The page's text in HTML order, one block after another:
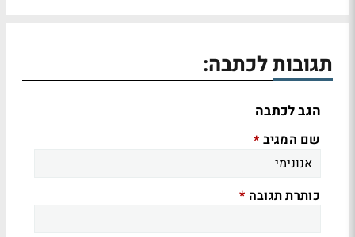
תגובות לכתבה:
הגב לכתבה
שם המגיב *
כותרת תגובה *